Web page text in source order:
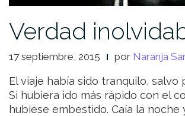
Verdad
17 septiembre, 2015 por Naranja
El viaje había sido tranquilo, salvo
Si hubiera ido más rápido con el
hubiese embestido. Caía la noche